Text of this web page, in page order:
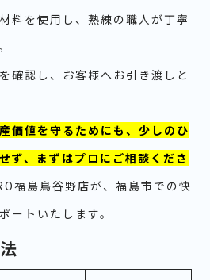
料を使用し、熟練の職人が丁寧
確認し、お客様へお引き渡しと
価値を守るためにも、少しのひ
ず、まずはプロにご相談くださ
福島鳥谷野店が、福島市での快
ートいたします。